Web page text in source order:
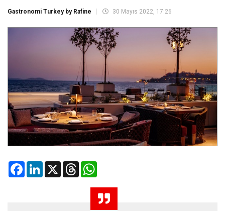
Gastronomi Turkey by Rafine 30 Mayıs 2022, 17:26
FacebookLinkedIn
X Threads